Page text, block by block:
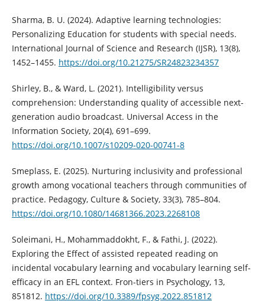
Sharma, B. U. (2024). Adaptive learning technologies:
Personalizing Education for students with special needs.
International Journal of Science and Research (IJSR), 13(8),
1452–1455. https://doi.org/10.21275/SR24823234357
Shirley, B., & Ward, L. (2021). Intelligibility versus
comprehension: Understanding quality of accessible next-
generation audio broadcast. Universal Access in the
Information Society, 20(4), 691–699.
https://doi.org/10.1007/s10209-020-00741-8
Smeplass, E. (2025). Nurturing inclusivity and professional
growth among vocational teachers through communities of
practice. Pedagogy, Culture & Society, 33(3), 785–804.
https://doi.org/10.1080/14681366.2023.2268108
Soleimani, H., Mohammaddokht, F., & Fathi, J. (2022).
Exploring the Effect of assisted repeated reading on
incidental vocabulary learning and vocabulary learning self-
efficacy in an EFL context. Fron-tiers in Psychology, 13,
851812. https://doi.org/10.3389/fpsyg.2022.851812